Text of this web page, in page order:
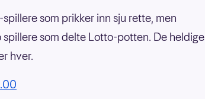
som prikker inn sju rette, men
som delte Lotto-potten. De heldige
hver.